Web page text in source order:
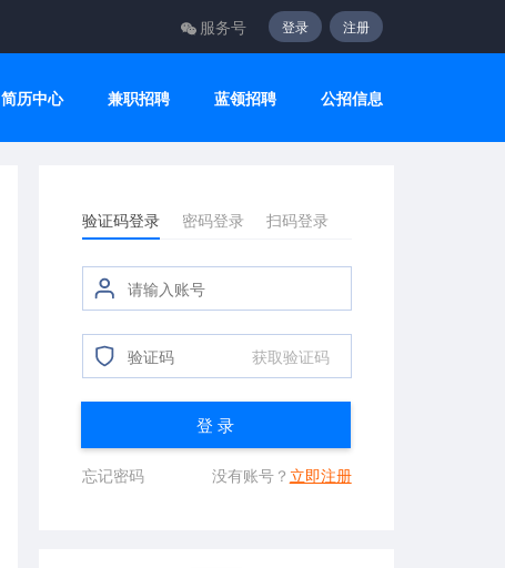
服务号 登录 注册
简历中心 兼职招聘 蓝领招聘 公招信息
验证码登录 密码登录 扫码登录
获取验证码
登 录
忘记密码 没有账号？ 立即注册